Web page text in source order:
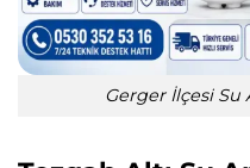
Gerger İlçesi Su